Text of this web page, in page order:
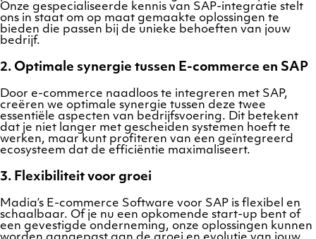
Onze gespecialiseerde kennis van SAP-integratie stelt
ons in staat om op maat gemaakte oplossingen te
bieden die passen bij de unieke behoeften van jouw
bedrijf.
2. Optimale synergie tussen E-commerce en SAP
Door e-commerce naadloos te integreren met SAP,
creëren we optimale synergie tussen deze twee
essentiële aspecten van bedrijfsvoering. Dit betekent
dat je niet langer met gescheiden systemen hoeft te
werken, maar kunt profiteren van een geïntegreerd
ecosysteem dat de efficiëntie maximaliseert.
3. Flexibiliteit voor groei
Madia’s E-commerce Software voor SAP is flexibel en
schaalbaar. Of je nu een opkomende start-up bent of
een gevestigde onderneming, onze oplossingen kunnen